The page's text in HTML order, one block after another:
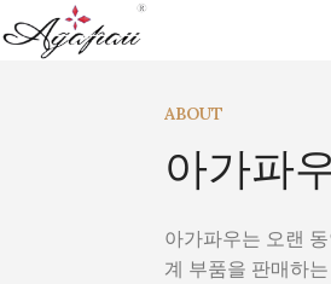
ABOUT
아가파
아가파우는 오랜
계 부품을 판매하